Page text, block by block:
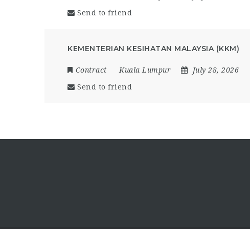
Send to friend
KEMENTERIAN KESIHATAN MALAYSIA (KKM)
Contract Kuala Lumpur July 28, 2026
Send to friend